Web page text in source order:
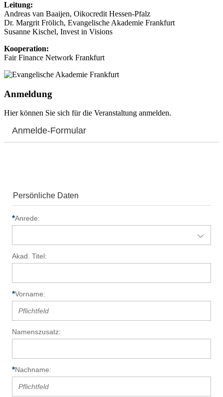
Leitung:
Andreas van Baaijen, Oikocredit Hessen-Pfalz
Dr. Margrit Frölich, Evangelische Akademie Frankfurt
Susanne Kischel, Invest in Visions
Kooperation:
Fair Finance Network Frankfurt
Anmeldung
Hier können Sie sich für die Veranstaltung anmelden.